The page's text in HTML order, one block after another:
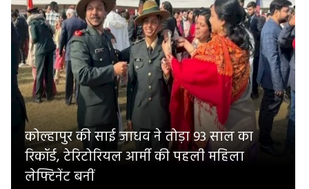
कोल्हापुर की साई जाधव ने तोड़ा 93 साल का
रिकॉर्ड, टेरिटोरियल आर्मी की पहली महिला
लेफ्टिनेंट बनीं